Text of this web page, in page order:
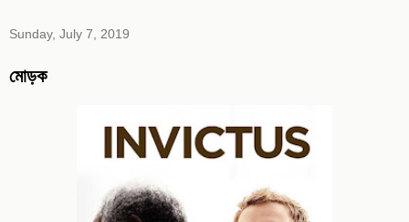
Sunday, July 7, 2019
মোড়ক